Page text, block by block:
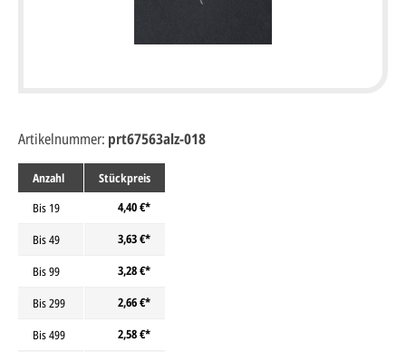
Anzahl
Stückpreis
Bis 19
4,40 €*
Bis49
3,63 €*
Bis99
3,28 €*
Bis299
2,66 €*
Bis499
2,58 €*
Artikelnummer: prt67563alz-018